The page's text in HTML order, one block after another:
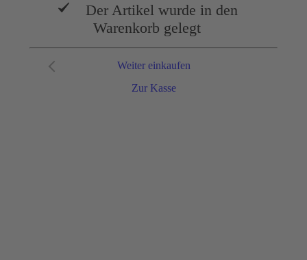
Der Artikel wurde in den
Warenkorb gelegt
Zur Kasse
Weiter einkaufen